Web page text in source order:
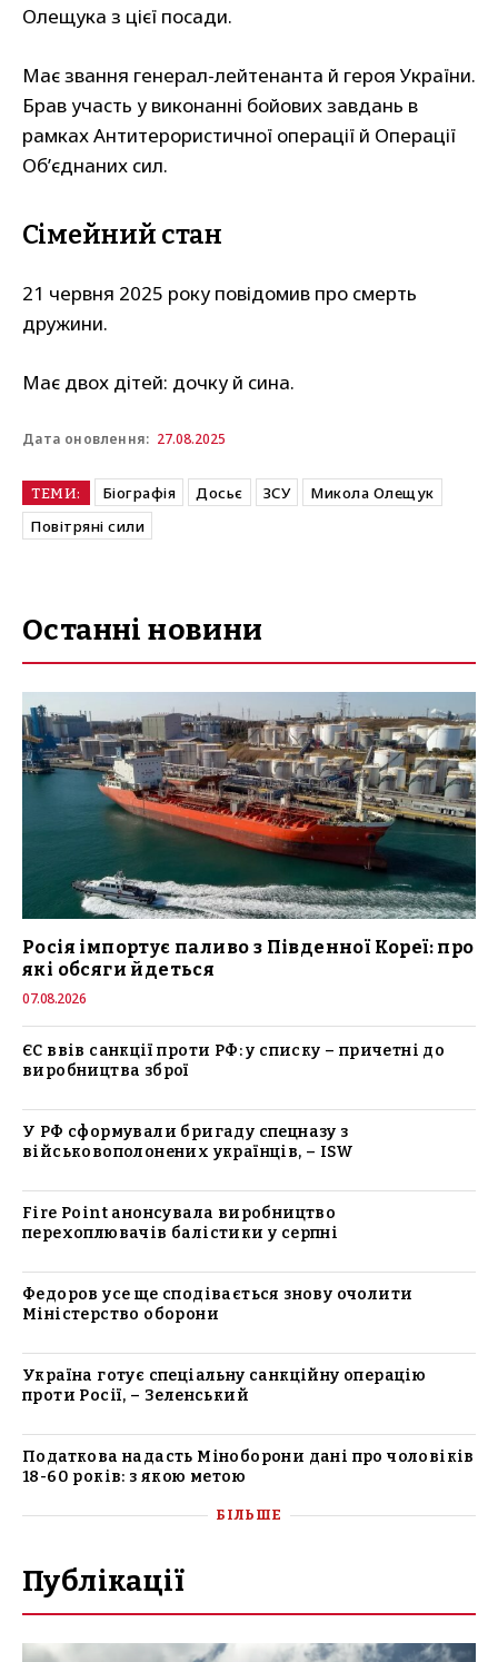
Олещука з цієї посади.
Має звання генерал-лейтенанта й героя України.
Брав участь у виконанні бойових завдань в
рамках Антитерористичної операції й Операції
Обʼєднаних сил.
Сімейний стан
21 червня 2025 року повідомив про смерть
дружини.
Має двох дітей: дочку й сина.
Дата оновлення: 27.08.2025
ТЕМИ: Біографія Досьє ЗСУ
Микола Олещук
Повітряні сили
Останні новини
Росія імпортує паливо з Південної Кореї: про
які обсяги йдеться
07.08.2026
ЄС ввів санкції проти РФ: у списку – причетні до
виробництва зброї
У РФ сформували бригаду спецназу з
військовополонених українців, – ISW
Fire Point анонсувала виробництво
перехоплювачів балістики у серпні
Федоров усе ще сподівається знову очолити
Міністерство оборони
Україна готує спеціальну санкційну операцію
проти Росії, – Зеленський
Податкова надасть Міноборони дані про чоловіків
18-60 років: з якою метою
БІЛЬШЕ
Публікації